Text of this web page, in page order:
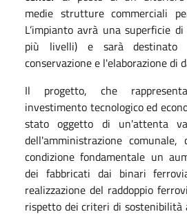
medie strutture commerciali
L’impianto avrà una superficie
più livelli) e sarà destinato
conservazione e l'elaborazione di
Il progetto, che
investimento tecnologico ed
stato oggetto di un'attenta
dell'amministrazione
condizione fondamentale un
dei fabbricati dai binari
realizzazione del raddoppio
rispetto dei criteri di